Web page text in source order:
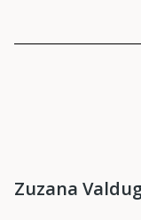
Zuzana